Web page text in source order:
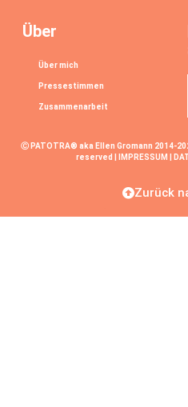
Über
Über mich
Pressestimmen
Zusammenarbeit
Ⓒ PATOTRA® aka Ellen Gromann 2014-
reserved |
IMPRESSUM
Zurück